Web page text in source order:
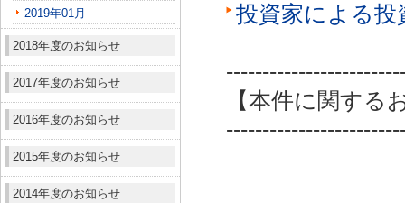
2019年01月
2018年度のお知らせ
2017年度のお知らせ
2016年度のお知らせ
2015年度のお知らせ
2014年度のお知らせ
投資家による
【本件に関する